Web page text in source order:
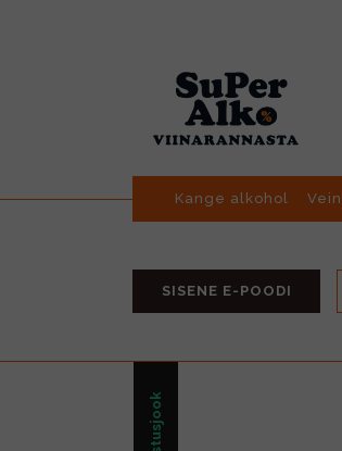
Kange alkohol
SISENE E-POODI